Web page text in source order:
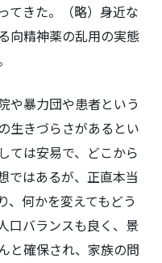
てきた。（略）身近な
向精神薬の乱用の実態
や暴力団や患者という
生きづらさがあるとい
ては安易で、どこから
ではあるが、正直本当
、何かを変えてもどう
口バランスも良く、景
と確保され、家族の問